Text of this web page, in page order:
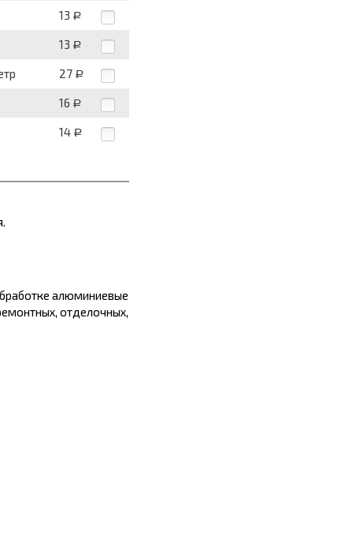
13 Р
13 Р
27 Р
16 Р
14 Р
алюминиевые
отделочных,